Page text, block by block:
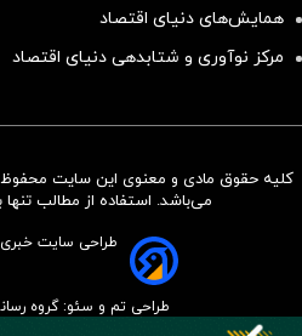
همایش‌های دنیای اقتصاد
مرکز نوآوری و شتابدهی دنیای اقتصاد
کلیه حقوق مادی و معنوی این سایت محفوظ و
می‌باشد. استفاده از مطالب تنها
طراحی سایت خبری
طراحی تم و سئو: گروه